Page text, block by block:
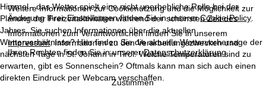
Weitere Informationen zur Cookienutzung und die Möglichkeit zur
Änderung Ihrer Einstellungen finden Sie in unsererCookie-Policy
Informationen zum Verantwortlichen finden Sie in unserem
Impressum. Informationen zu den Verarbeitungszwecken und
Ihren Rechten finden Sie in unsererDatenschutzerklärung.
Zustimmen
r
t
Himmel - das Wetter spielt eine nicht unerhebliche Rolle bei der
Planung der Freizeitaktivitäten während der schönsten Zeit des
Jahres. Sie suchen Informationen über die aktuellen
Wetterverhältnisse? Hier finden Sie die aktuelle Wettervorhersage der
nächsten Tage in St. Johann in Tirol: Welche Temperaturen sind zu
erwarten, gibt es Sonnenschein? Oftmals kann man sich auch einen
direkten Eindruck per Webcam verschaffen.